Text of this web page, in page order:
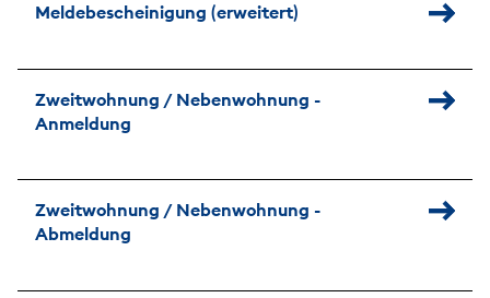
Meldebescheinigung (erweitert)
Zweitwohnung / Nebenwohnung -
Anmeldung
Zweitwohnung / Nebenwohnung -
Abmeldung